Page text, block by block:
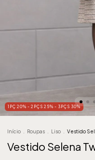
1PÇ 20% - 2PÇS 25% - 3PÇS 30%
Início Roupas Liso Vestido
Vestido Selena